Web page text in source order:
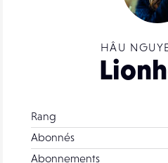
HÂU
Rang
Abonnés
Abonnements